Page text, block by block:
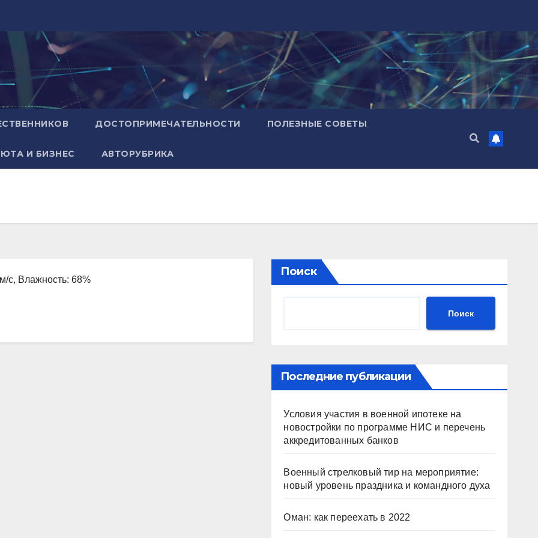
ДОСТОПРИМЕЧАТЕЛЬНОСТИ ПОЛЕЗНЫЕ СОВЕТЫ
И БИЗНЕС АВТОРУБРИКА
с, Влажность: 68%
Поиск
Поиск
Последние публикации
Условия участия в военной ипотеке на
новостройки по программе НИС и перечень
аккредитованных банков
Военный стрелковый тир на мероприятие:
новый уровень праздника и командного духа
Оман: как переехать в 2022